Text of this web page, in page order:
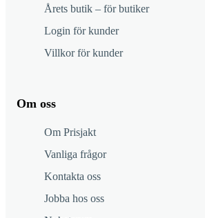
Årets butik – för butiker
Login för kunder
Villkor för kunder
Om oss
Om Prisjakt
Vanliga frågor
Kontakta oss
Jobba hos oss